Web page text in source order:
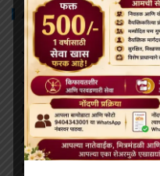
ARCHIVES
July 2026
June 2026
May 2026
April 2026